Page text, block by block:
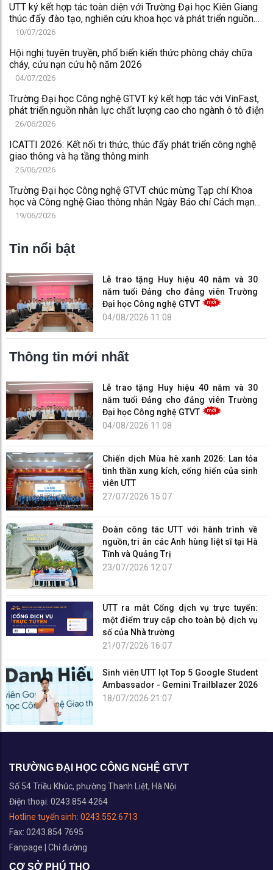
UTT ký kết hợp tác toàn diện với Trường Đại học Kiên Giang
thúc đẩy đào tạo, nghiên cứu khoa học và phát triển nguồn
nhân lực chất lượng cao
10/07/2026
Hội nghị tuyên truyền, phổ biến kiến thức phòng cháy chữa
cháy, cứu nạn cứu hộ năm 2026
04/07/2026
Trường Đại học Công nghệ GTVT ký kết hợp tác với VinFast,
phát triển nguồn nhân lực chất lượng cao cho ngành ô tô điện
26/06/2026
ICATTI 2026: Kết nối tri thức, thúc đẩy phát triển công nghệ
giao thông và hạ tầng thông minh
25/06/2026
Trường Đại học Công nghệ GTVT chúc mừng Tạp chí Khoa
học và Công nghệ Giao thông nhân Ngày Báo chí Cách mạng
Việt Nam 21/6
19/06/2026
Tin nổi bật
Lễ trao tặng Huy hiệu 40 năm và 30
năm tuổi Đảng cho đảng viên Trường
Đại học Công nghệ GTVT
04/08/2026 11:08
Thông tin mới nhất
Lễ trao tặng Huy hiệu 40 năm và 30
năm tuổi Đảng cho đảng viên Trường
Đại học Công nghệ GTVT
04/08/2026 11:08
Chiến dịch Mùa hè xanh 2026: Lan tỏa
tinh thần xung kích, cống hiến của sinh
viên UTT
27/07/2026 15:07
Đoàn công tác UTT với hành trình về
nguồn, tri ân các Anh hùng liệt sĩ tại Hà
Tĩnh và Quảng Trị
23/07/2026 12:07
UTT ra mắt Cổng dịch vụ trực tuyến:
một điểm truy cập cho toàn bộ dịch vụ
số của Nhà trường
21/07/2026 16:07
Sinh viên UTT lọt Top 5 Google Student
Ambassador - Gemini Trailblazer 2026
18/07/2026 21:07
TRƯỜNG ĐẠI HỌC CÔNG NGHỆ GTVT
Số 54 Triều Khúc, phường Thanh Liệt, Hà Nội
Điện thoại: 0243.854 4264
Hotline tuyển sinh: 0243.552 6713
Fax: 0243.854 7695
Fanpage | Chỉ đường
CƠ SỞ PHÚ THỌ